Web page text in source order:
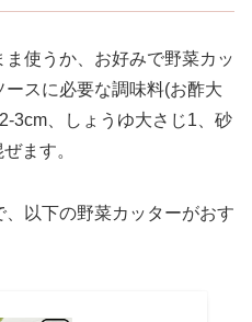
使うか、お好みで野菜カッ
スに必要な調味料(お酢大
3cm、しょうゆ大さじ1、砂
ます。
以下の野菜カッターがおす